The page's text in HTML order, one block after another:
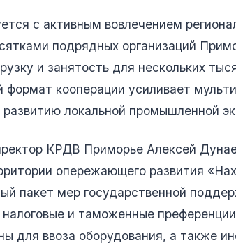
с активным вовлечением
подрядных организаций
и занятость для нескольких
формат кооперации усиливает
развитию локальной промышленной
КРДВ Приморье Алексей
опережающего развития
пакет мер государственной
и таможенные
для ввоза оборудования, а также